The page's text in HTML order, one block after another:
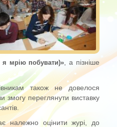
я мрію побувати)» , а пізніше
також не довелося
змогу переглянути виставку
належно оцінити журі, до